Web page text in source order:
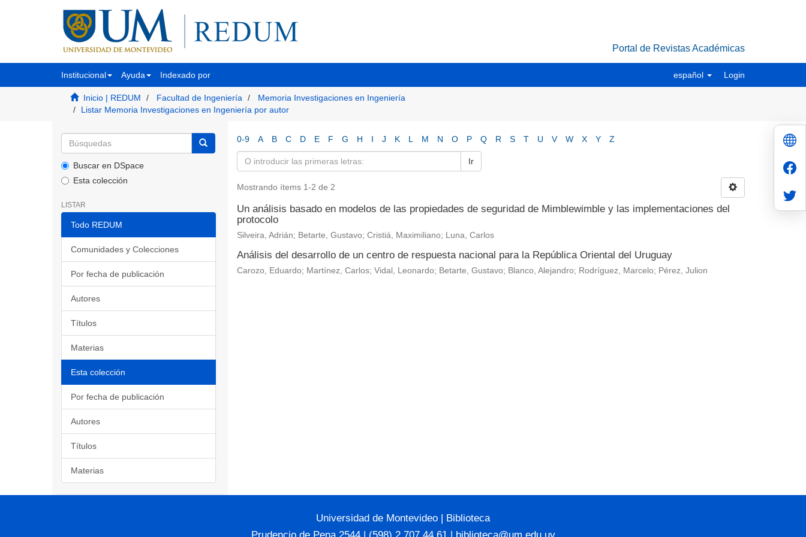
Portal de Revistas Académicas
Institucional Ayuda Indexado por español Login
Inicio | REDUM Facultad de Ingeniería
Memoria Investigaciones en Ingeniería
Listar Memoria Investigaciones en Ingeniería por autor
Buscar en DSpace
Esta colección
LISTAR
Todo REDUM
Comunidades y Colecciones
Por fecha de publicación
Autores
Títulos
Materias
Esta colección
Por fecha de publicación
Autores
Títulos
Materias
0-9 A B C D E F G H I J K L M N O P Q R S T U V W X Y Z
Ir
Mostrando ítems 1-2 de 2
Un análisis basado en modelos de las propiedades de seguridad de Mimblewimble y las implementaciones del
protocolo
Silveira, Adrián; Betarte, Gustavo; Cristiá, Maximiliano; Luna, Carlos
Análisis del desarrollo de un centro de respuesta nacional para la República Oriental del Uruguay
Carozo, Eduardo; Martínez, Carlos; Vidal, Leonardo; Betarte, Gustavo; Blanco, Alejandro; Rodríguez, Marcelo; Pérez, Julion
Universidad de Montevideo | Biblioteca